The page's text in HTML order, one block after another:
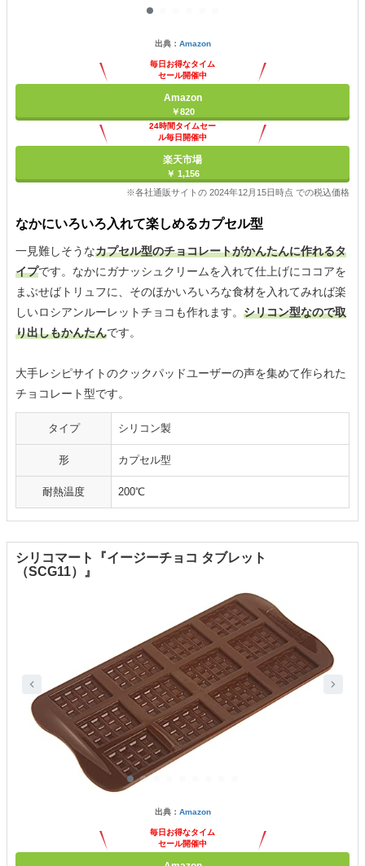
出典： Amazon
毎日お得なタイム
セール開催中
Amazon
￥820
24時間タイムセー
ル毎日開催中
楽天市場
￥ 1,156
※各社通販サイトの 2024年12月15日時点 での税込価格
なかにいろいろ入れて楽しめるカプセル型
一見難しそうなカプセル型のチョコレートがかんたんに作れるタ
イプです。なかにガナッシュクリームを入れて仕上げにココアを
まぶせばトリュフに、そのほかいろいろな食材を入れてみれば楽
しいロシアンルーレットチョコも作れます。 シリコン型なので取
り出しもかんたんです。
大手レシピサイトのクックパッドユーザーの声を集めて作られた
チョコレート型です。
タイプ シリコン製
形 カプセル型
耐熱温度 200℃
シリコマート『イージーチョコ タブレット
（SCG11）』
出典： Amazon
毎日お得なタイム
セール開催中